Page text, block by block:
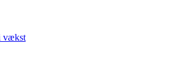
vækst